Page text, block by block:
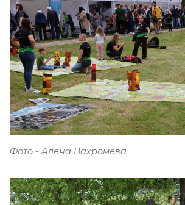
Фото - Алена Вахромева